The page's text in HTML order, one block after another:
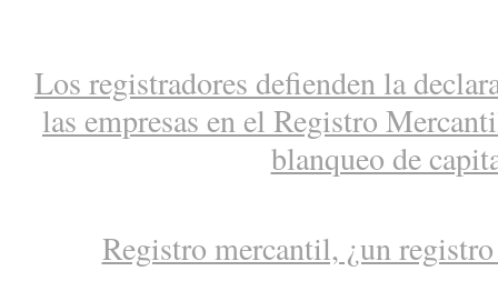
Los registradores defienden la
las empresas en el Registro
blanqueo de
Registro mercantil, ¿un